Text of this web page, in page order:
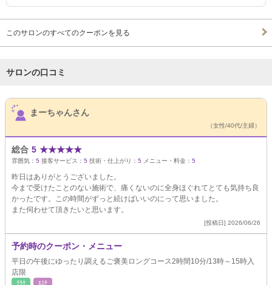
このサロンのすべてのクーポンを見る
サロンの口コミ
サロンPick Up
まーちゃんさん
（女性/40代/主婦）
総合 5 ★★★★★
雰囲気： 5 接客サービス： 5 技術・仕上がり： 5 メニュー・料金： 5
昨日はありがとうございました。
今まで受けたことのない施術で、痛くないのに全身ほぐれてとても気持ち良
かったです。この時間がずっと続けばいいのにって思いました。
また伺わせて頂きたいと思います。
[投稿日] 2026/06/26
予約時のクーポン・メニュー
平日の午後にゆったり調えるご褒美ロングコース2時間10分/13時～15時入
店限
ﾘﾗｸ ｴｽﾃ